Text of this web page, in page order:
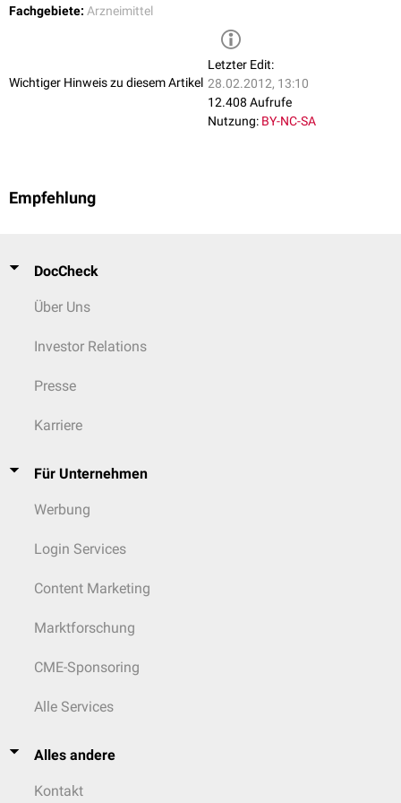
Fachgebiete: Arzneimittel
Wichtiger Hinweis zu diesem Artikel
Letzter Edit:
28.02.2012, 13:10
12.408 Aufrufe
Nutzung: BY-NC-SA
Empfehlung
DocCheck
Über Uns
Investor Relations
Presse
Karriere
Für Unternehmen
Werbung
Login Services
Content Marketing
Marktforschung
CME-Sponsoring
Alle Services
Alles andere
Kontakt